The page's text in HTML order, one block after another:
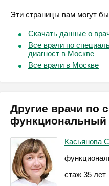
Эти страницы вам могут
Скачать данные о
Все врачи по
диагност в Москве
Все врачи в Москве
Другие врачи по
функциональный
Касьянова
стаж 35 лет